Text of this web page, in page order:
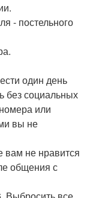
- постельного
один день
без социальных
или
вы не
вам не нравится
общения с